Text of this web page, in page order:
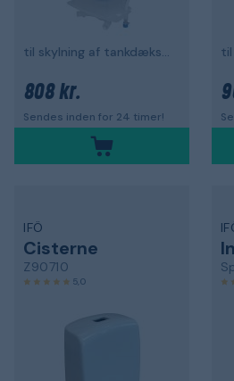
til skylning af tankdæksel
808 kr.
Sendes inden for 24 timer!
til
IFÖ
Cisterne
Z90710
5,0